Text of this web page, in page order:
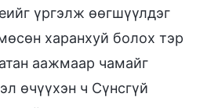
үргэлж өөгшүүлдэг
харанхуй болох тэр
аажмаар чамайг
өчүүхэн ч Сүнсгүй